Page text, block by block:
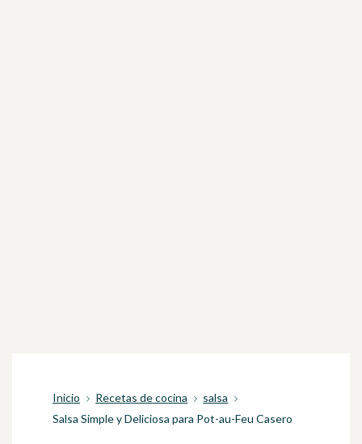
Inicio Recetas de cocina
salsa
Salsa Simple y Deliciosa para Pot-au-Feu Casero